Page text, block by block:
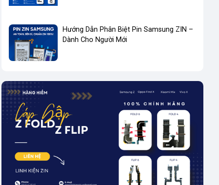
Hướng Dẫn Phân Biệt Pin Samsung ZIN –
Dành Cho Người Mới